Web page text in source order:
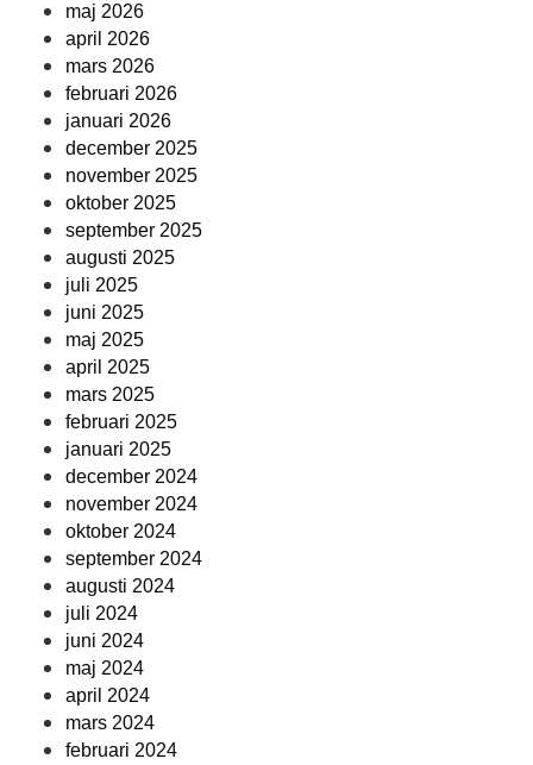
maj 2026
april 2026
mars 2026
februari 2026
januari 2026
december 2025
november 2025
oktober 2025
september 2025
augusti 2025
juli 2025
juni 2025
maj 2025
april 2025
mars 2025
februari 2025
januari 2025
december 2024
november 2024
oktober 2024
september 2024
augusti 2024
juli 2024
juni 2024
maj 2024
april 2024
mars 2024
februari 2024